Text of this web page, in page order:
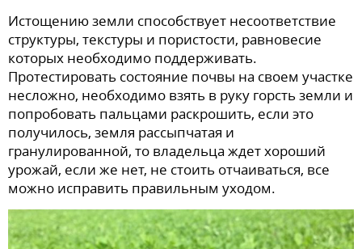
Истощению земли способствует несоответствие
структуры, текстуры и пористости, равновесие
которых необходимо поддерживать.
Протестировать состояние почвы на своем участке
несложно, необходимо взять в руку горсть земли и
попробовать пальцами раскрошить, если это
получилось, земля рассыпчатая и
гранулированной, то владельца ждет хороший
урожай, если же нет, не стоить отчаиваться, все
можно исправить правильным уходом.